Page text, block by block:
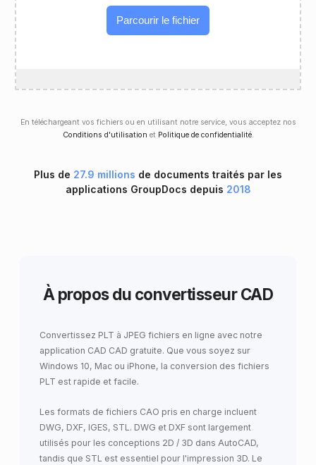
Parcourir le fichier
En téléchargeant vos fichiers ou en utilisant notre service, vous acceptez nos
Conditions d'utilisation et Politique de confidentialité.
Plus de 27.9 millions de documents traités par les
applications GroupDocs depuis 2018
À propos du convertisseur CAD
Convertissez PLT à JPEG fichiers en ligne avec notre
application CAD CAD gratuite. Que vous soyez sur
Windows 10, Mac ou iPhone, la conversion des fichiers
PLT est rapide et facile.
Les formats de fichiers CAO pris en charge incluent
DWG, DXF, IGES, STL. DWG et DXF sont largement
utilisés pour les conceptions 2D / 3D dans AutoCAD,
tandis que STL est essentiel pour l'impression 3D. Le